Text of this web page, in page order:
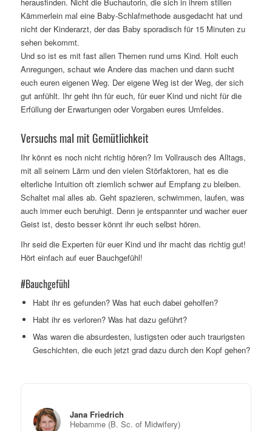
Kämmerlein mal eine Baby-Schlafmethode ausgedacht hat und
nicht der Kinderarzt, der das Baby sporadisch für 15 Minuten zu
sehen bekommt.
Und so ist es mit fast allen Themen rund ums Kind. Holt euch
Anregungen, schaut wie Andere das machen und dann sucht
euch euren eigenen Weg. Der eigene Weg ist der Weg, der sich
gut anfühlt. Ihr geht ihn für euch, für euer Kind und nicht für die
Erfüllung der Erwartungen oder Vorgaben eures Umfeldes.
Versuchs mal mit Gemütlichkeit
Ihr könnt es noch nicht richtig hören? Im Vollrausch des Alltags,
mit all seinem Lärm und den vielen Störfaktoren, hat es die
elterliche Intuition oft ziemlich schwer auf Empfang zu bleiben.
Schaltet mal alles ab. Geht spazieren, schwimmen, laufen, was
auch immer euch beruhigt. Denn je entspannter und wacher euer
Geist ist, desto besser könnt ihr euch selbst hören.
Ihr seid die Experten für euer Kind und ihr macht das richtig gut!
Hört einfach auf euer Bauchgefühl!
#Bauchgefühl
Habt ihr es gefunden? Was hat euch dabei geholfen?
Habt ihr es verloren? Was hat dazu geführt?
Was waren die absurdesten, lustigsten oder auch traurigsten
Geschichten, die euch jetzt grad dazu durch den Kopf gehen?
Jana Friedrich
Hebamme (B. Sc. of Midwifery)